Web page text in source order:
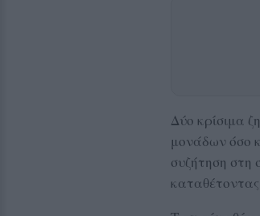
Δύο κρίσιμα
μονάδων όσο
συζήτηση στη